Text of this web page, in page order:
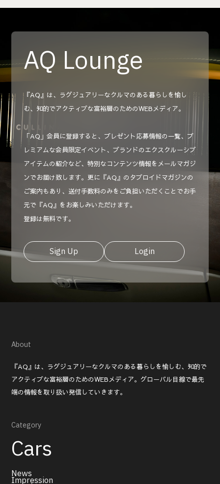
AQ Lounge
『AQ』は、ラグジュアリーなクルマのある暮らしを愉し
む、知的でアクティブな富裕層のためのWEBメディア。
「AQ」会員に登録すると、プレゼント応募情報の一覧、プ
レミアムな会員限定イベント、ブランドのエクスクルーシブ
アイテムの紹介など、特別なコンテンツ情報をメールマガジ
ンでお届け致します。更に『AQ』のタブロイドマガジンの
ご案内もあり、送付手数料のみをご負担いただくことでお手
元で『AQ』をお楽しみいただけます。
登録は無料です。
Sign Up Login
About
『AQ』は、ラグジュアリーなクルマのある暮らしを愉しむ、知的で
アクティブな富裕層のためのWEBメディア。グローバル目線で最先
端の情報を取り扱い発信していきます。
Category
Cars
News
Impression